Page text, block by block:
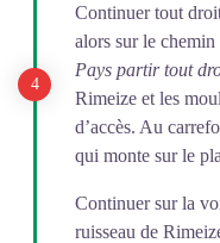
Continuer tout
alors sur le
Pays partir tout
Rimeize et les
d’accès. Au
qui monte sur le
Continuer sur la
ruisseau de